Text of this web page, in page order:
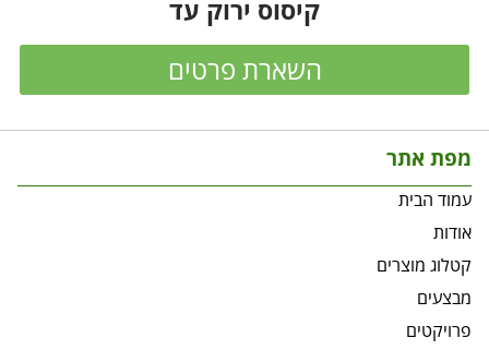
קיסוס ירוק עד
השארת פרטים
מפת אתר
עמוד הבית
אודות
קטלוג מוצרים
מבצעים
פרויקטים